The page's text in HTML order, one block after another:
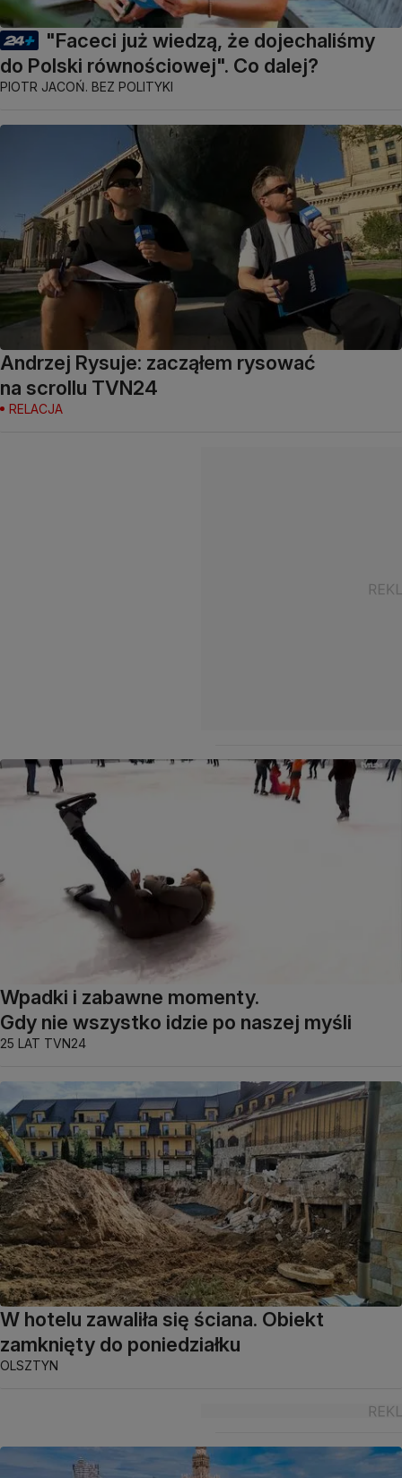
"Faceci już wiedzą, że dojechaliśmy
do Polski równościowej". Co dalej?
PIOTR JACOŃ. BEZ POLITYKI
Andrzej Rysuje: zacząłem rysować
na scrollu TVN24
RELACJA
Wpadki i zabawne momenty.
Gdy nie wszystko idzie po naszej myśli
25 LAT TVN24
W hotelu zawaliła się ściana. Obiekt
zamknięty do poniedziałku
OLSZTYN